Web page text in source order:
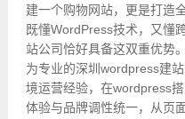
建一个购物网站，更是打造
既懂WordPress技术，又懂
站公司恰好具备这双重优势
为专业的深圳wordpress建
境运营经验，在wordpress
体验与品牌调性统一，从页